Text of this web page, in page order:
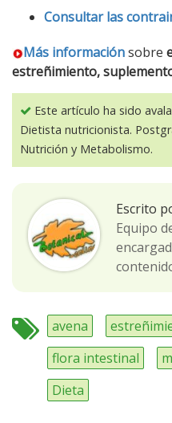
Consultar las
Más informaciónsobre
estreñimiento,
Este artículo ha sido
Dietista nutricionista.
Nutrición y Metabolismo.
Escrito
Equipo
avena
flora intestinal
Dieta